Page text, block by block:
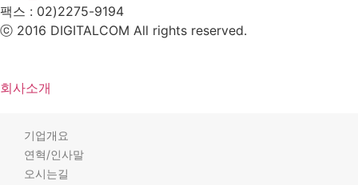
팩스 : 02)2275-9194​
ⓒ 2016 DIGITALCOM All rights reserved.
회사소개
기업개요
연혁/인사말
오시는길